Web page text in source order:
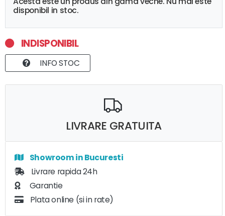
disponibil in stoc.
INDISPONIBIL
INFO STOC
LIVRARE GRATUITA
Showroom in Bucuresti
Livrare rapida 24h
Garantie
Plata online (si in rate)